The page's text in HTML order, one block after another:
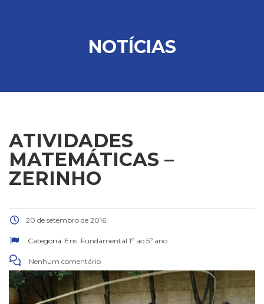
NOTÍCIAS
ATIVIDADES
MATEMÁTICAS –
ZERINHO
20 de setembro de 2016
Categoria: Ens. Fundamental 1º ao 5º ano
Nenhum comentário